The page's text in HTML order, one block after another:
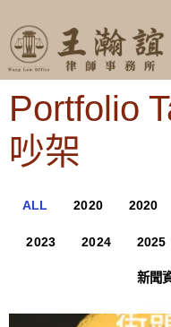
Portfolio
吵架
ALL 2020 2020
2023 2024 2025
新聞